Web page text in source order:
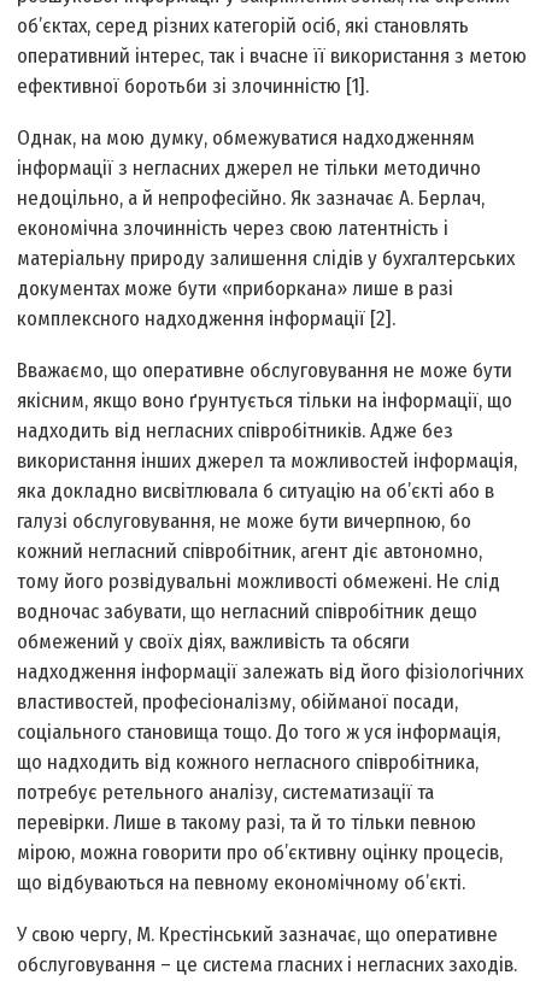
об’єктах, серед різних категорій осіб, які становлять
оперативний інтерес, так і вчасне її використання з метою
ефективної боротьби зі злочинністю [1].
Однак, на мою думку, обмежуватися надходженням
інформації з негласних джерел не тільки методично
недоцільно, а й непрофесійно. Як зазначає А. Берлач,
економічна злочинність через свою латентність і
матеріальну природу залишення слідів у бухгалтерських
документах може бути «приборкана» лише в разі
комплексного надходження інформації [2].
Вважаємо, що оперативне обслуговування не може бути
якісним, якщо воно ґрунтується тільки на інформації, що
надходить від негласних співробітників. Адже без
використання інших джерел та можливостей інформація,
яка докладно висвітлювала б ситуацію на об’єкті або в
галузі обслуговування, не може бути вичерпною, бо
кожний негласний співробітник, агент діє автономно,
тому його розвідувальні можливості обмежені. Не слід
водночас забувати, що негласний співробітник дещо
обмежений у своїх діях, важливість та обсяги
надходження інформації залежать від його фізіологічних
властивостей, професіоналізму, обійманої посади,
соціального становища тощо. До того ж уся інформація,
що надходить від кожного негласного співробітника,
потребує ретельного аналізу, систематизації та
перевірки. Лише в такому разі, та й то тільки певною
мірою, можна говорити про об’єктивну оцінку процесів,
що відбуваються на певному економічному об’єкті.
У свою чергу, М. Крестінський зазначає, що оперативне
обслуговування – це система гласних і негласних заходів.